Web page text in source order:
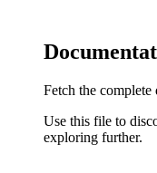
Fetch the
Use this file to
exploring further.